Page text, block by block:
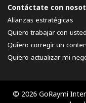
Contáctate con
Alianzas estratégicas
Quiero trabajar con
Quiero corregir un
Quiero actualizar mi
© 2026 GoRaymi